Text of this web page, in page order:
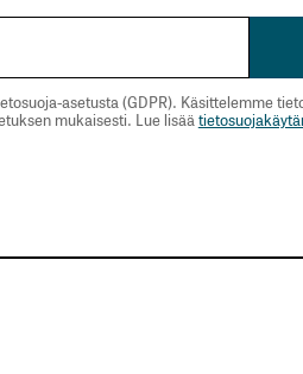
asetusta (GDPR). Käsittelemme
mukaisesti. Lue lisää